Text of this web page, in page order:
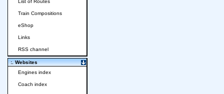
List of Routes
Train Compositions
eShop
Links
RSS channel
:. Websites
Engines index
Coach index